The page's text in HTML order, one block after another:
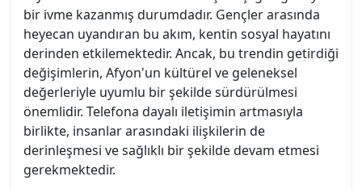
bir ivme kazanmış durumdadır. Gençler arasında
heyecan uyandıran bu akım, kentin sosyal hayatını
derinden etkilemektedir. Ancak, bu trendin getirdiği
değişimlerin, Afyon'un kültürel ve geleneksel
değerleriyle uyumlu bir şekilde sürdürülmesi
önemlidir. Telefona dayalı iletişimin artmasıyla
birlikte, insanlar arasındaki ilişkilerin de
derinleşmesi ve sağlıklı bir şekilde devam etmesi
gerekmektedir.